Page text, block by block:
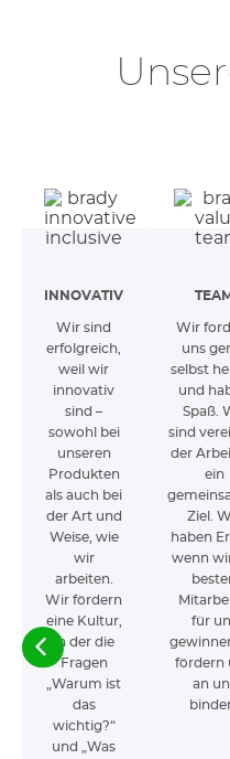
INNOVATIV
Wir sind
erfolgreich,
weil wir
innovativ
sind –
sowohl bei
unseren
Produkten
als auch bei
der Art und
Weise, wie
wir
arbeiten.
Wir fördern
eine Kultur,
in der die
Fragen
„Warum ist
das
wichtig?“
und „Was
TEAM
Wir
uns
selbst
und
Spaß.
sind
der
ein
Ziel.
haben
wenn
für
fördern
an